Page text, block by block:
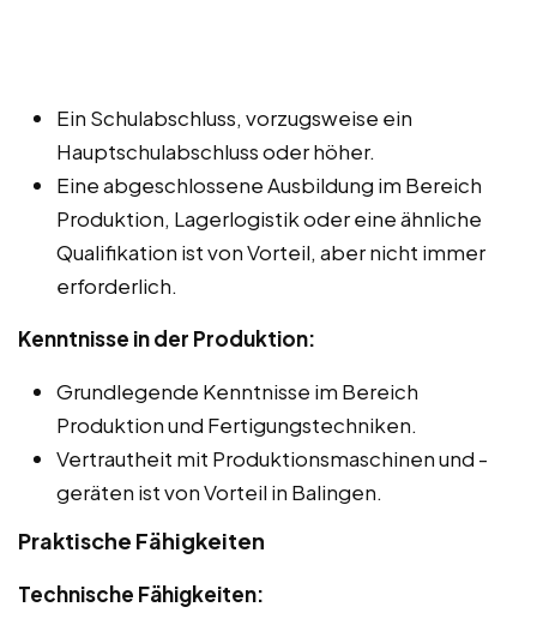
Ein Schulabschluss, vorzugsweise ein
Hauptschulabschluss oder höher.
Eine abgeschlossene Ausbildung im Bereich
Produktion, Lagerlogistik oder eine ähnliche
Qualifikation ist von Vorteil, aber nicht immer
erforderlich.
Kenntnisse in der Produktion:
Grundlegende Kenntnisse im Bereich
Produktion und Fertigungstechniken.
Vertrautheit mit Produktionsmaschinen und -
geräten ist von Vorteil in Balingen.
Praktische Fähigkeiten
Technische Fähigkeiten: